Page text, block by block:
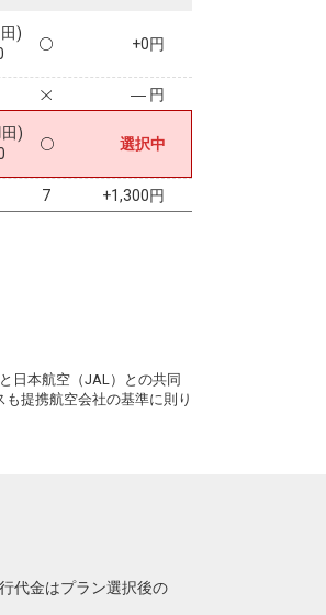
)
+0円
― 円
)
選択中
7 +1,300円
日本航空（JAL）との共同
提携航空会社の基準に則り
代金はプラン選択後の